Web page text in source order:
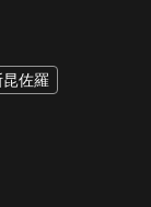
昆佐羅